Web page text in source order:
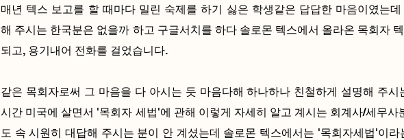
매년 텍스 보고를 할 때마다 밀린 숙제를 하기 싫은 학생같은 답답한 마음이였는
해 주시는 한국분은 없을까 하고 구글서치를 하다 솔로몬 텍스에서 올라온 목회자
되고, 용기내어 전화를 걸었습니다.
같은 목회자로써 그 마음을 다 아시는 듯 마음다해 하나하나 친철하게 설명해 주
시간 미국에 살면서 '목회자 세법'에 관해 이렇게 자세히 알고 계시는 회계사/세무
도 속 시원히 대답해 주시는 분이 안 계셨는데 솔로몬 텍스에서는 '목회자세법'이